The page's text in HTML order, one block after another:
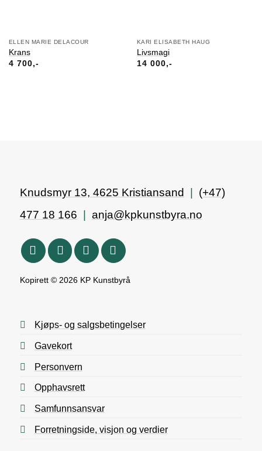
ELLEN MARIE DELACOUR
Krans
4 700
KARI ELISABETH HAUG
Livsmagi
14 000
Knudsmyr 13, 4625 Kristiansand | (+47)
477 18 166 | anja@kpkunstbyra.no
Kopirett © 2026 KP Kunstbyrå
Kjøps- og salgsbetingelser
Gavekort
Personvern
Opphavsrett
Samfunnsansvar
Forretningside, visjon og verdier